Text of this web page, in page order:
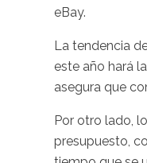
eBay.
La tendencia
este año hará
asegura que
Por otro lado,
presupuesto,